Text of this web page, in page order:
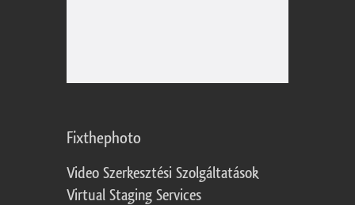
Fixthephoto
Video Szerkesztési Szolgáltatások
Virtual Staging Services